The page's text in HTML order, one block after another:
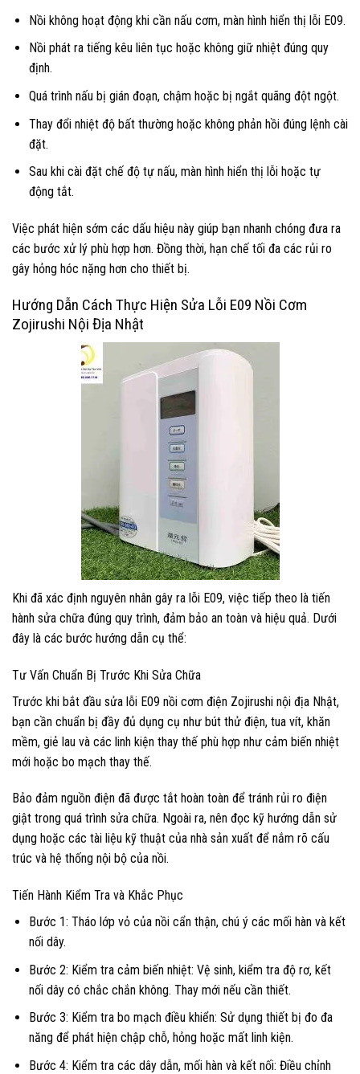
Nồi không hoạt động khi cần nấu cơm, màn hình hiển thị lỗi E09.
Nồi phát ra tiếng kêu liên tục hoặc không giữ nhiệt đúng quy
định.
Quá trình nấu bị gián đoạn, chậm hoặc bị ngắt quãng đột ngột.
Thay đổi nhiệt độ bất thường hoặc không phản hồi đúng lệnh cài
đặt.
Sau khi cài đặt chế độ tự nấu, màn hình hiển thị lỗi hoặc tự
động tắt.
Việc phát hiện sớm các dấu hiệu này giúp bạn nhanh chóng đưa ra
các bước xử lý phù hợp hơn. Đồng thời, hạn chế tối đa các rủi ro
gây hỏng hóc nặng hơn cho thiết bị.
Hướng Dẫn Cách Thực Hiện Sửa Lỗi E09 Nồi Cơm
Zojirushi Nội Địa Nhật
Khi đã xác định nguyên nhân gây ra lỗi E09, việc tiếp theo là tiến
hành sửa chữa đúng quy trình, đảm bảo an toàn và hiệu quả. Dưới
đây là các bước hướng dẫn cụ thể:
Tư Vấn Chuẩn Bị Trước Khi Sửa Chữa
Trước khi bắt đầu sửa lỗi E09 nồi cơm điện Zojirushi nội địa Nhật,
bạn cần chuẩn bị đầy đủ dụng cụ như bút thử điện, tua vít, khăn
mềm, giẻ lau và các linh kiện thay thế phù hợp như cảm biến nhiệt
mới hoặc bo mạch thay thế.
Bảo đảm nguồn điện đã được tắt hoàn toàn để tránh rủi ro điện
giật trong quá trình sửa chữa. Ngoài ra, nên đọc kỹ hướng dẫn sử
dụng hoặc các tài liệu kỹ thuật của nhà sản xuất để nắm rõ cấu
trúc và hệ thống nội bộ của nồi.
Tiến Hành Kiểm Tra và Khắc Phục
Bước 1: Tháo lớp vỏ của nồi cẩn thận, chú ý các mối hàn và kết
nối dây.
Bước 2: Kiểm tra cảm biến nhiệt: Vệ sinh, kiểm tra độ rơ, kết
nối dây có chắc chắn không. Thay mới nếu cần thiết.
Bước 3: Kiểm tra bo mạch điều khiển: Sử dụng thiết bị đo đa
năng để phát hiện chập chỗ, hỏng hoặc mất linh kiện.
Bước 4: Kiểm tra các dây dẫn, mối hàn và kết nối: Điều chỉnh